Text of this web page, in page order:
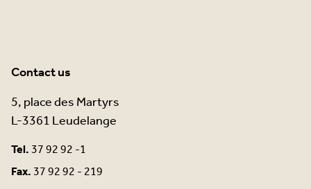
Contact us
5, place des Martyrs
L-3361 Leudelange
Tel.37 92 92 -1
Fax.37 92 92 - 219